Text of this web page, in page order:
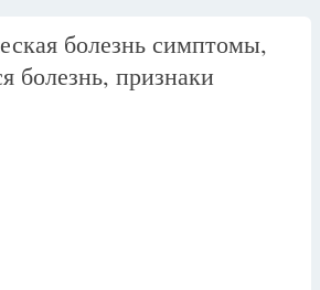
болезнь симптомы,
болезнь, признаки